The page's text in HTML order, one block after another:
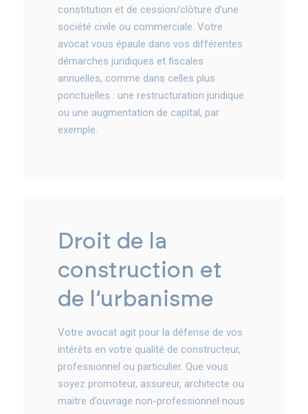
constitution et de cession/clôture d’une
société civile ou commerciale. Votre
avocat vous épaule dans vos différentes
démarches juridiques et fiscales
annuelles, comme dans celles plus
ponctuelles : une restructuration juridique
ou une augmentation de capital, par
exemple.
droit de la
construction et
de l’urbanisme
Votre avocat agit pour la défense de vos
intérêts en votre qualité de constructeur,
professionnel ou particulier. Que vous
soyez promoteur, assureur, architecte ou
maitre d’ouvrage non-professionnel nous